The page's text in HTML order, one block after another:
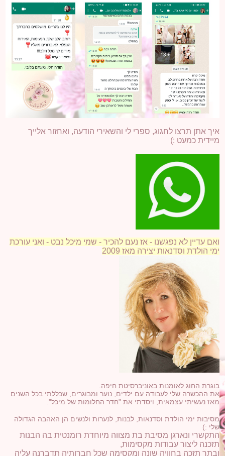
איך אתן תרצו לחגוג, ספרי לי והשאירי הודעה, ואחזור אלייך
מיידית כמעט :)
ואם עדיין לא נפגשנו - אז נעם להכיר - שמי מיכל נבט - ואני עורכת
ימי הולדת וסדנאות יצירה מאז 2009
בוגרת החוג לאומנות באוניברסיטת חיפה.
את ההכשרה שלי לעבודה עם ילדים, נוער ומבוגרים, שכללתי בכל השנים
מאז נעשיתי עצמאית, ויסדתי את "חדר החלומות של מיכל".
מסיבות ימי הולדת וסדנאות, לבנות, לנערות ולנשים הן האהבה הגדולה
שלי :)
התקשרי ונארגן מסיבת בת מצווה מיוחדת רומנטית בה הבנות
תזכנה ליצור עבודות מקסימות,
ובתך תזכה בחוויה שונה ומקסימה שכל חברותיה תדברנה עליה